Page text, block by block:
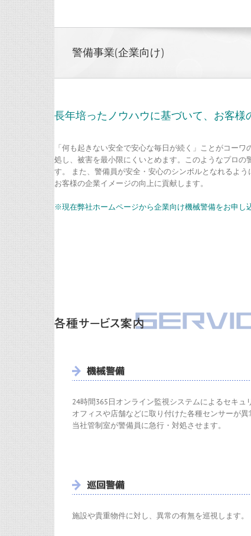
警備事業(企業向け)
長年培ったノウハウに基づいて、お客様
「何も起きない安全で安心な毎日が続く」ことがコー
処し、被害を最小限にくいとめます。このようなプロ
す。 また、警備員が安全・安心のシンボルとなれるよ
お客様の企業イメージの向上に貢献します。
※現在弊社ホームページから企業向け機械警備をお申し
24時間365日オンライン監視システムによるセキュ
オフィスや店舗などに取り付けた各種センサーが
当社管制室が警備員に急行・対処させます。
施設や貴重物件に対し、異常の有無を巡視します。